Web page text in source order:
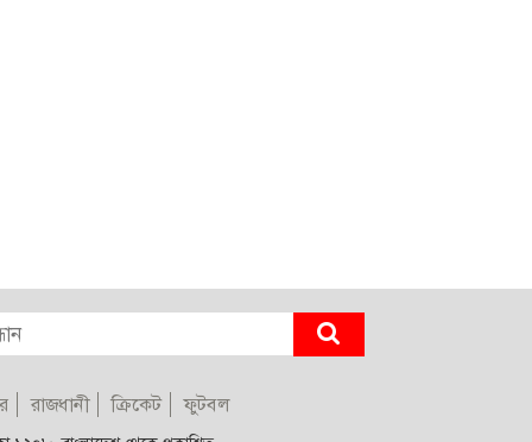
রাজধানী ক্রিকেট ফুটবল